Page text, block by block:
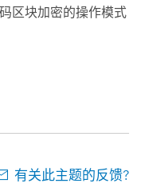
区块加密的操作模式
有关此主题的反馈?